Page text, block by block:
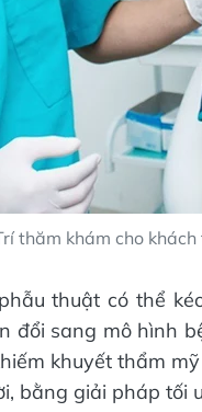
thăm khám cho
thuật có thể
đổi sang mô hình
khuyết thẩm
bằng giải pháp tối